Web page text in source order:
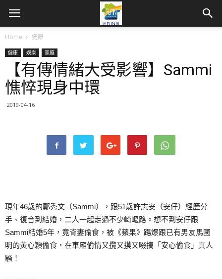
Home 健康
健康 娛樂 家庭
【有傳情緒大受影響】Sammi
憔悴現身中環
2019-04-16
現年46歲的鄭秀文（Sammi），跟51歲許志安（安仔）經歷分
手、復合到結婚，二人一起走過不少崎嶇路。想不到安仔跟
Sammi結婚5年，竟背妻偷食，被《蘋果》踼爆跟已有男友馬國
明的黃心穎偷食，在車廂偷情又攬又摸又啜搞「安心偷食」真人
騷！